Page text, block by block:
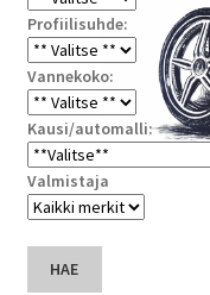
Profiilisuhde:
Vannekoko:
Kausi/automalli:
Valmistaja
HAE